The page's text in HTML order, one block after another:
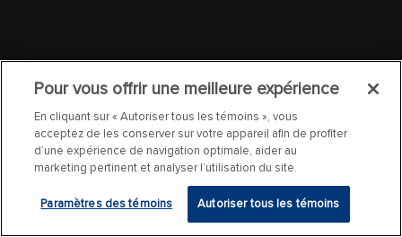
Pour vous offrir une meilleure expérience
En cliquant sur « Autoriser tous les témoins », vous
acceptez de les conserver sur votre appareil afin de profiter
d’une expérience de navigation optimale, aider au
marketing pertinent et analyser l’utilisation du site.
Paramètres des témoins Autoriser tous les témoins